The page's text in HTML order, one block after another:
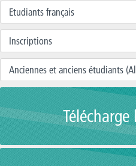
Etudiants français
Inscriptions
Anciennes et anciens étudiants